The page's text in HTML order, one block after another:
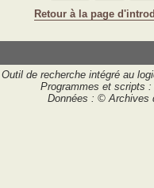
Retour à la page
Outil de recherche intégré au
Programmes et scripts
Données : © Archives